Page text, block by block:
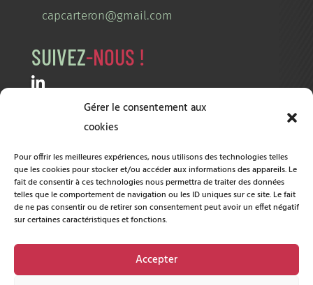
Gérer le consentement aux
cookies
Pour offrir les meilleures expériences, nous utilisons des technologies telles
que les cookies pour stocker et/ou accéder aux informations des appareils. Le
fait de consentir à ces technologies nous permettra de traiter des données
telles que le comportement de navigation ou les ID uniques sur ce site. Le fait
de ne pas consentir ou de retirer son consentement peut avoir un effet négatif
sur certaines caractéristiques et fonctions.
Accepter
capcarteron@gmail.com
SUIVEZ-NOUS !
PARTENAIRES
Ville de Cholet
Pôle emploi
Agglomération du Choletais
CCI
A2EP
D.E.C